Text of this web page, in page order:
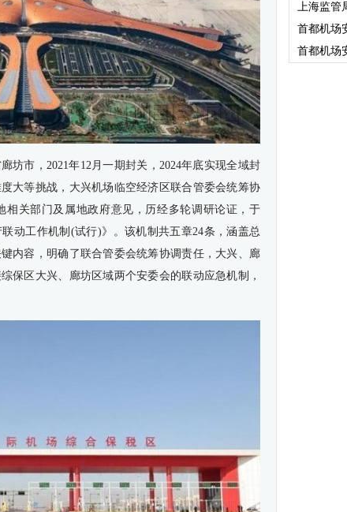
坊市，2021年12月一期封关，2024年底实现全域封
大等挑战，大兴机场临空经济区联合管委会统筹协
关部门及属地政府意见，历经多轮调研论证，于
动工作机制(试行)》。该机制共五章24条，涵盖总
内容，明确了联合管委会统筹协调责任，大兴、廊
保区大兴、廊坊区域两个安委会的联动应急机制，
上海监管
首都机场
首都机场